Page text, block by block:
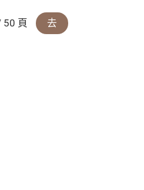
50 頁 去